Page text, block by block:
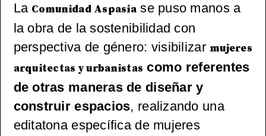
2000
La Comunidad Aspasia se puso manos a
la obra de la sostenibilidad con
perspectiva de género: visibilizarmujeres
arquitectas y urbanistas como referentes
de otras maneras de diseñar y
construir espacios, realizando una
editatona específica de mujeres